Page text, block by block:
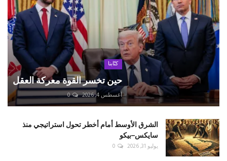
كتّابنا
حين تخسر القوة معركة العقل
أغسطس 4, 2026 0
الشرق الأوسط أمام أخطر تحول استراتيجي منذ
سايكس–بيكو
يوليو 31, 2026 0